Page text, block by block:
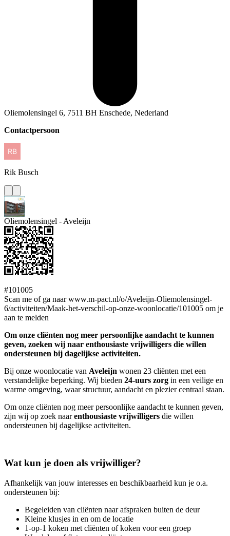
Oliemolensingel 6, 7511 BH Enschede, Nederland
Contactpersoon
Rik Busch
Oliemolensingel - Aveleijn
#101005
Scan me of ga naar www.m-pact.nl/o/Aveleijn-Oliemolensingel-
6/activiteiten/Maak-het-verschil-op-onze-woonlocatie/101005 om je
aan te melden
Om onze cliënten nog meer persoonlijke aandacht te kunnen
geven, zoeken wij naar enthousiaste vrijwilligers die willen
ondersteunen bij dagelijkse activiteiten.
Bij onze woonlocatie van Aveleijn wonen 23 cliënten met een
verstandelijke beperking. Wij bieden 24-uurs zorg in een veilige en
warme omgeving, waar structuur, aandacht en plezier centraal staan.
Om onze cliënten nog meer persoonlijke aandacht te kunnen geven,
zijn wij op zoek naarenthousiaste vrijwilligers die willen
ondersteunen bij dagelijkse activiteiten.
Wat kun je doen als vrijwilliger?
Afhankelijk van jouw interesses en beschikbaarheid kun je o.a.
ondersteunen bij:
Begeleiden van cliënten naar afspraken buiten de deur
Kleine klusjes in en om de locatie
1-op-1 koken met cliënten of koken voor een groep